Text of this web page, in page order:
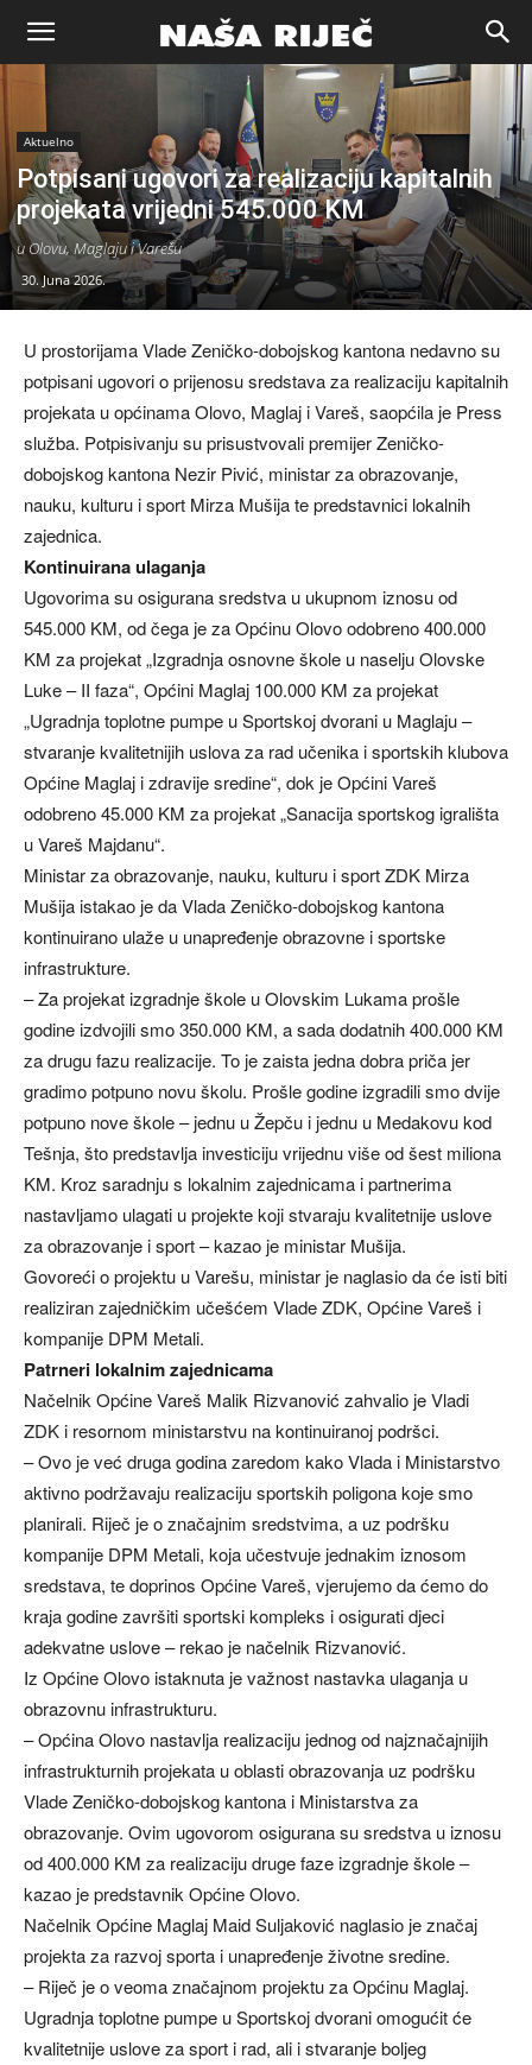
Naša
riječ
Zenica
Aktuelno
Potpisani ugovori za realizaciju kapitalnih
projekata vrijedni 545.000 KM
u Olovu, Maglaju i Varešu
30. Juna 2026.
U prostorijama Vlade Zeničko-dobojskog kantona nedavno su
potpisani ugovori o prijenosu sredstava za realizaciju kapitalnih
projekata u općinama Olovo, Maglaj i Vareš, saopćila je Press
služba. Potpisivanju su prisustvovali premijer Zeničko-
dobojskog kantona Nezir Pivić, ministar za obrazovanje,
nauku, kulturu i sport Mirza Mušija te predstavnici lokalnih
zajednica.
Kontinuirana ulaganja
Ugovorima su osigurana sredstva u ukupnom iznosu od
545.000 KM, od čega je za Općinu Olovo odobreno 400.000
KM za projekat „Izgradnja osnovne škole u naselju Olovske
Luke – II faza“, Općini Maglaj 100.000 KM za projekat
„Ugradnja toplotne pumpe u Sportskoj dvorani u Maglaju –
stvaranje kvalitetnijih uslova za rad učenika i sportskih klubova
Općine Maglaj i zdravije sredine“, dok je Općini Vareš
odobreno 45.000 KM za projekat „Sanacija sportskog igrališta
u Vareš Majdanu“.
Ministar za obrazovanje, nauku, kulturu i sport ZDK Mirza
Mušija istakao je da Vlada Zeničko-dobojskog kantona
kontinuirano ulaže u unapređenje obrazovne i sportske
infrastrukture.
– Za projekat izgradnje škole u Olovskim Lukama prošle
godine izdvojili smo 350.000 KM, a sada dodatnih 400.000 KM
za drugu fazu realizacije. To je zaista jedna dobra priča jer
gradimo potpuno novu školu. Prošle godine izgradili smo dvije
potpuno nove škole – jednu u Žepču i jednu u Medakovu kod
Tešnja, što predstavlja investiciju vrijednu više od šest miliona
KM. Kroz saradnju s lokalnim zajednicama i partnerima
nastavljamo ulagati u projekte koji stvaraju kvalitetnije uslove
za obrazovanje i sport – kazao je ministar Mušija.
Govoreći o projektu u Varešu, ministar je naglasio da će isti biti
realiziran zajedničkim učešćem Vlade ZDK, Općine Vareš i
kompanije DPM Metali.
Patrneri lokalnim zajednicama
Načelnik Općine Vareš Malik Rizvanović zahvalio je Vladi
ZDK i resornom ministarstvu na kontinuiranoj podršci.
– Ovo je već druga godina zaredom kako Vlada i Ministarstvo
aktivno podržavaju realizaciju sportskih poligona koje smo
planirali. Riječ je o značajnim sredstvima, a uz podršku
kompanije DPM Metali, koja učestvuje jednakim iznosom
sredstava, te doprinos Općine Vareš, vjerujemo da ćemo do
kraja godine završiti sportski kompleks i osigurati djeci
adekvatne uslove – rekao je načelnik Rizvanović.
Iz Općine Olovo istaknuta je važnost nastavka ulaganja u
obrazovnu infrastrukturu.
– Općina Olovo nastavlja realizaciju jednog od najznačajnijih
infrastrukturnih projekata u oblasti obrazovanja uz podršku
Vlade Zeničko-dobojskog kantona i Ministarstva za
obrazovanje. Ovim ugovorom osigurana su sredstva u iznosu
od 400.000 KM za realizaciju druge faze izgradnje škole –
kazao je predstavnik Općine Olovo.
Načelnik Općine Maglaj Maid Suljaković naglasio je značaj
projekta za razvoj sporta i unapređenje životne sredine.
– Riječ je o veoma značajnom projektu za Općinu Maglaj.
Ugradnja toplotne pumpe u Sportskoj dvorani omogućit će
kvalitetnije uslove za sport i rad, ali i stvaranje boljeg